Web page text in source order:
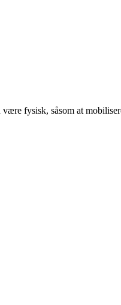
fysisk, såsom at